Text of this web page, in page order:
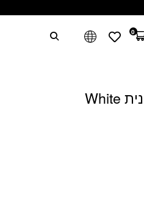
0
פרח לבן מגינס מסוג פעמונית White